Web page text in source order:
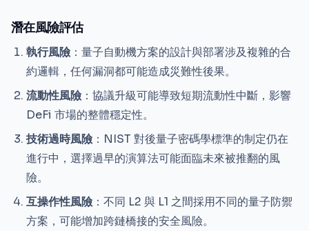
潛在風險評估
執行風險 ：量子自動機方案的設計與部署涉及複雜的合
約邏輯，任何漏洞都可能造成災難性後果。
流動性風險 ：協議升級可能導致短期流動性中斷，影響
DeFi 市場的整體穩定性。
技術過時風險 ：NIST 對後量子密碼學標準的制定仍在
進行中，選擇過早的演算法可能面臨未來被推翻的風
險。
互操作性風險 ：不同 L2 與 L1 之間採用不同的量子防禦
方案，可能增加跨鏈橋接的安全風險。